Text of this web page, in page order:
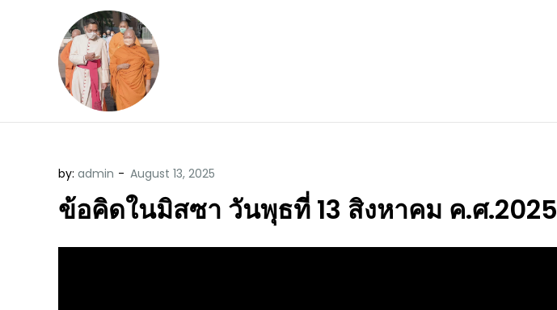
by: admin
ข้อคิดในมิสซา วันพุธที่ 13 สิงหาคม ค.ศ.2025